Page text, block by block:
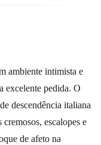
ambiente intimista e
excelente pedida. O
descendência italiana
cremosos, escalopes e
de afeto na